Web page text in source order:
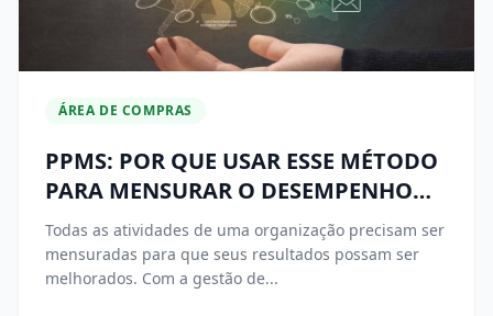
ÁREA DE COMPRAS
PPMS: POR QUE USAR ESSE MÉTODO
PARA MENSURAR O DESEMPENHO
DA ÁREA DE COMPRAS
Todas as atividades de uma organização precisam ser
mensuradas para que seus resultados possam ser
melhorados. Com a gestão de...